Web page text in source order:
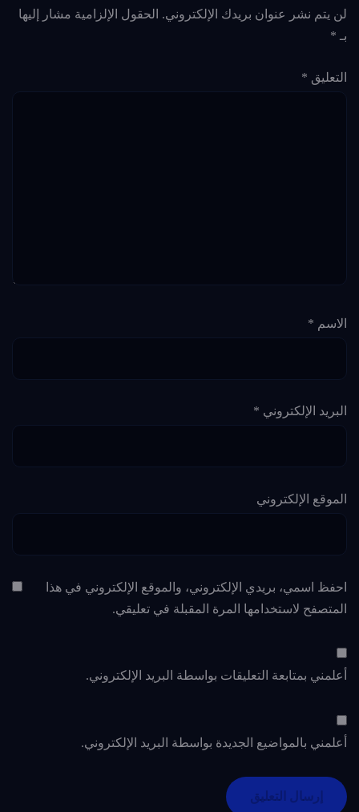
لن يتم نشر عنوان بريدك الإلكتروني. الحقول الإلزامية مشار إليها
بـ *
التعليق *
الاسم *
البريد الإلكتروني *
الموقع الإلكتروني
احفظ اسمي، بريدي الإلكتروني، والموقع الإلكتروني في هذا
المتصفح لاستخدامها المرة المقبلة في تعليقي.
أعلمني بمتابعة التعليقات بواسطة البريد الإلكتروني.
أعلمني بالمواضيع الجديدة بواسطة البريد الإلكتروني.